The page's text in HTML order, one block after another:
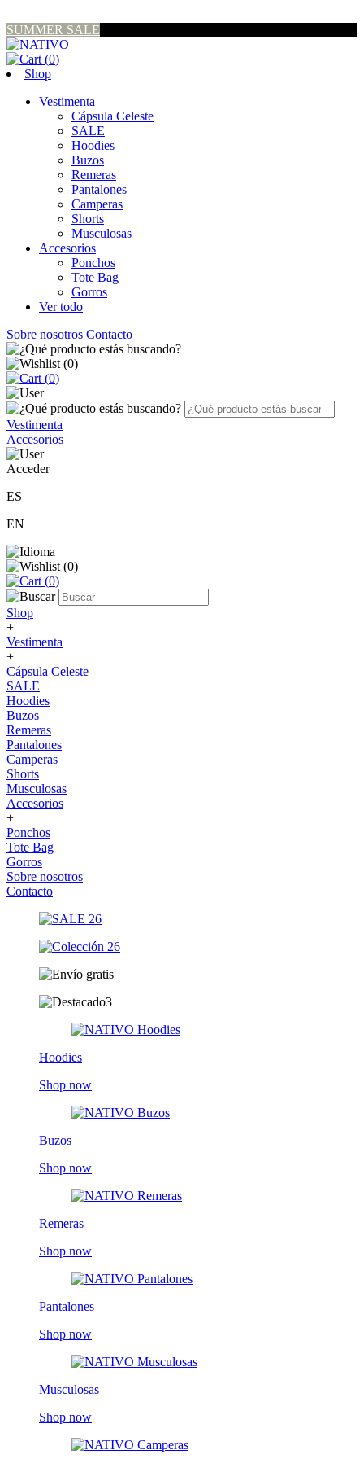
SUMMER SALE
(0)
Shop
Vestimenta
Cápsula Celeste
SALE
Hoodies
Buzos
Remeras
Pantalones
Camperas
Shorts
Musculosas
Accesorios
Ponchos
Tote Bag
Gorros
Ver todo
Sobre nosotros Contacto
(0)
(0)
Vestimenta
Accesorios
Acceder
ES
EN
(0)
(0)
Shop
+
Vestimenta
+
Cápsula Celeste
SALE
Hoodies
Buzos
Remeras
Pantalones
Camperas
Shorts
Musculosas
Accesorios
+
Ponchos
Tote Bag
Gorros
Sobre nosotros
Contacto
Hoodies
Shop now
Buzos
Shop now
Remeras
Shop now
Pantalones
Shop now
Musculosas
Shop now